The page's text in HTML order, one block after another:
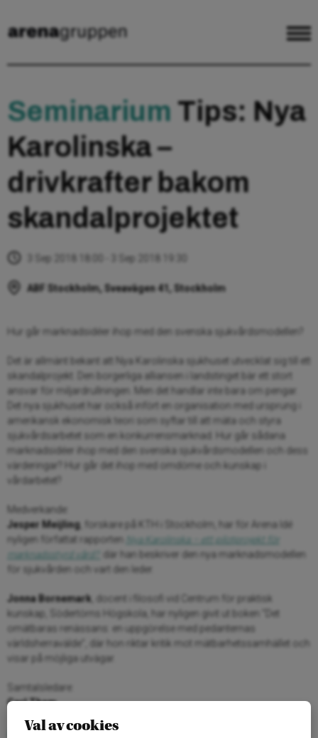
Seminarium Tips: Nya
Karolinska –
drivkrafter bakom
skandalprojektet
3 Sep 2018 18:00 - 3 Sep 2018 19:30
ABF Stockholm, Sveavägen 41, Stockholm
Hur går marknadsidéer ihop med den svenska sjukvårdsmodellen?
Det är allmänt bekant att Nya Karolinska sjukhuset utvecklat sig till ett
skandalprojekt. Den borgerliga alliansen i landstinget bär ett stort
ansvar för miljardrullningen. Men det handlar inte bara om pengar.
Det nya sjukhuset har också infört en organisation med ursprung i
amerikansk ekonomisk teori som syftar till att mäta och styra
sjukvårdsarbetet som en konkurrensmarknad. Hur går sådana
marknadsidéer ihop med den svenska sjukvårdsmodellen och dess
värderingar? Hur går det ihop med omdöme och kunskap i
vårdarbetet?
Medverkande:
Jesper Meijling, forskare på KTH i Stockholm, har för Arena Idé
nyligen författat rapporten
Nya Karolinska – ett pilotprojekt för
marknadsstyrd vård?
där han beskriver den nya marknadsmodellen
för sjukvården och vart den leder.
Jonna Bornemark , docent i filosofi vid Centrum för praktisk
kunskap, Södertörns Högskola, har nyligen givit ut boken ”Det
omätbaras renässans: en uppgörelse med pedanternas
världsherravälde”, där hon riktar kritik mot mätbarhetssamhället och
visar på möjliga utvägar.
Samtalsledare:
Carl Tham
Anmäl dig här
Val av cookies